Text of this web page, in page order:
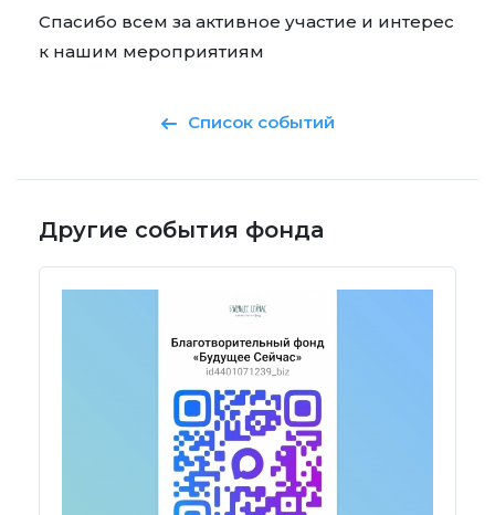
Спасибо всем за активное участие и интерес
к нашим мероприятиям
Список событий
Другие события фонда